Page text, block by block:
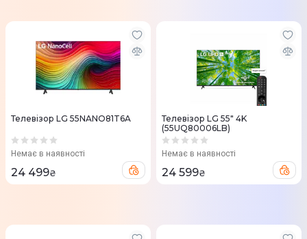
Телевізор LG 55NANO81T6A
Немає в наявності
24 499₴
Телевізор LG 55" 4K
(55UQ80006LB)
Немає в наявності
24 599₴